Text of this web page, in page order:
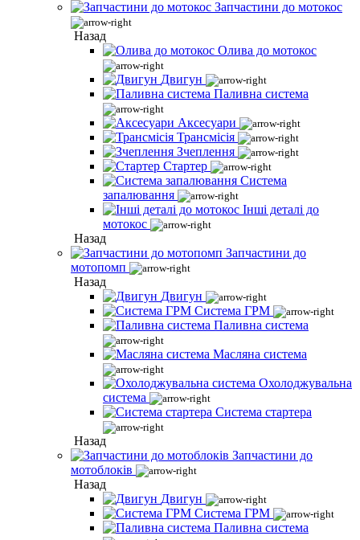
Запчастини до мотокос
Назад
Олива до мотокос
Двигун
Паливна система
Аксесуари
Трансмісія
Зчеплення
Стартер
Система
запалювання
Інші деталі до
мотокос
Назад
Запчастини до
мотопомп
Назад
Двигун
Система ГРМ
Паливна система
Масляна система
Охолоджувальна
система
Система стартера
Назад
Запчастини до
мотоблоків
Назад
Двигун
Система ГРМ
Паливна система